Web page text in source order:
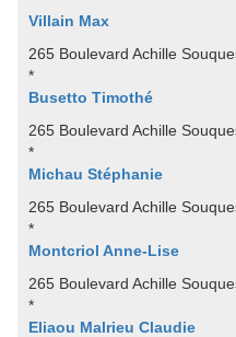
Villain Max
265 Boulevard Achille
*
Busetto Timothé
265 Boulevard Achille
*
Michau Stéphanie
265 Boulevard Achille
*
Montcriol Anne-Lise
265 Boulevard Achille
*
Eliaou Malrieu Claudie